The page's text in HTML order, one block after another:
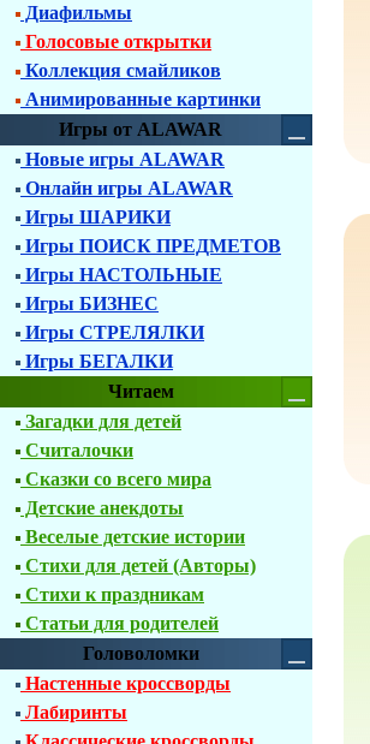
Диафильмы
Голосовые открытки
Коллекция смайликов
Анимированные картинки
Игры от ALAWAR
Новые игры ALAWAR
Онлайн игры ALAWAR
Игры ШАРИКИ
Игры ПОИСК ПРЕДМЕТОВ
Игры НАСТОЛЬНЫЕ
Игры БИЗНЕС
Игры СТРЕЛЯЛКИ
Игры БЕГАЛКИ
Читаем
Загадки для детей
Считалочки
Сказки со всего мира
Детские анекдоты
Веселые детские истории
Стихи для детей (Авторы)
Стихи к праздникам
Статьи для родителей
Головоломки
Настенные кроссворды
Лабиринты